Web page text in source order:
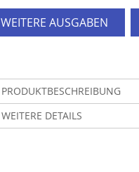
WEITERE AUSGABEN
PRODUKTBESCHREIBUNG
WEITERE DETAILS